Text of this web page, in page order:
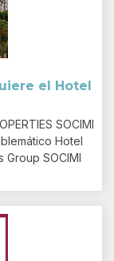
el Hotel
SOCIMI
Hotel
SOCIMI